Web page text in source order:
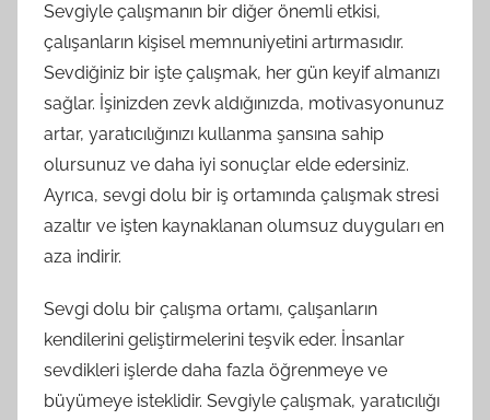
Sevgiyle çalışmanın bir diğer önemli etkisi,
çalışanların kişisel memnuniyetini artırmasıdır.
Sevdiğiniz bir işte çalışmak, her gün keyif almanızı
sağlar. İşinizden zevk aldığınızda, motivasyonunuz
artar, yaratıcılığınızı kullanma şansına sahip
olursunuz ve daha iyi sonuçlar elde edersiniz.
Ayrıca, sevgi dolu bir iş ortamında çalışmak stresi
azaltır ve işten kaynaklanan olumsuz duyguları en
aza indirir.
Sevgi dolu bir çalışma ortamı, çalışanların
kendilerini geliştirmelerini teşvik eder. İnsanlar
sevdikleri işlerde daha fazla öğrenmeye ve
büyümeye isteklidir. Sevgiyle çalışmak, yaratıcılığı